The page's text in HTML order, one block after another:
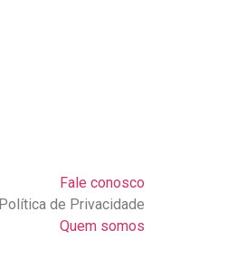
Fale conosco
Política de Privacidade
Quem somos